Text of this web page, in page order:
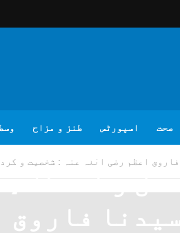
صحت اسپورٹس طنز و مزاح
اعظم رضی اللہ عنہ : شخصیت و
و
فاروق